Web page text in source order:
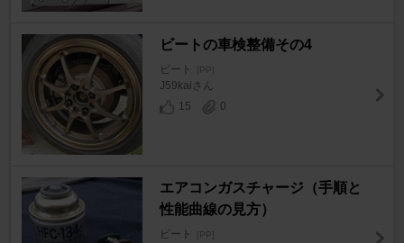
ビートの車検整備その4
ビート [PP]
J59kaiさん
15
0
エアコンガスチャージ（手順と
性能曲線の見方）
ビート [PP]